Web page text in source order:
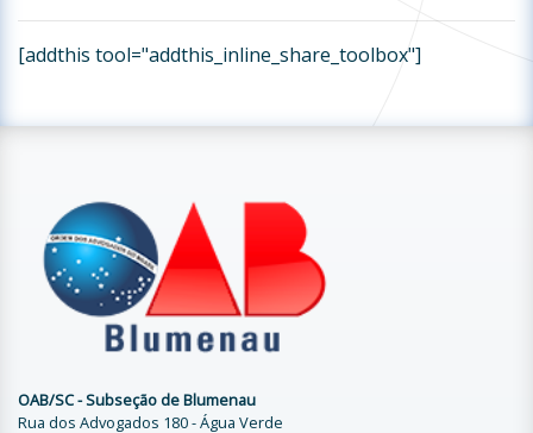
[addthis tool="addthis_inline_share_toolbox"]
OAB/SC - Subseção de Blumenau
Rua dos Advogados 180 - Água Verde